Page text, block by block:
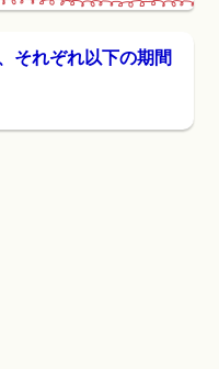
それぞれ以下の期間